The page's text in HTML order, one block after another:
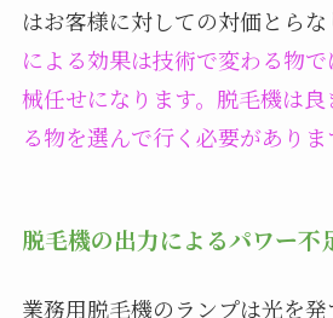
はお客様に対しての対価とらな
による効果は技術で変わる物
械任せになります。脱毛機は
る物を選んで行く必要がありま
脱毛機の出力によるパワー不
業務用脱毛機のランプは光を発